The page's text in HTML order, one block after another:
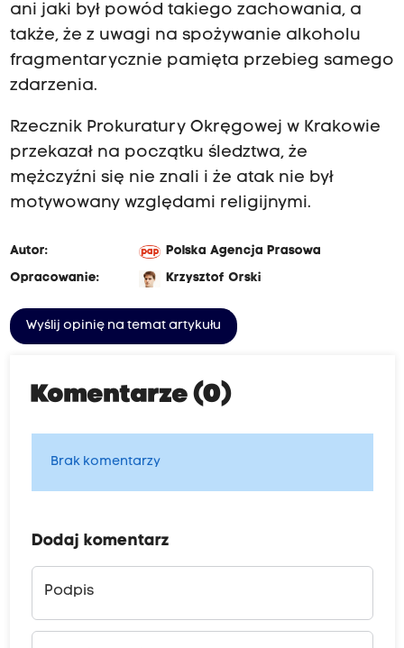
ani jaki był powód takiego zachowania, a
także, że z uwagi na spożywanie alkoholu
fragmentarycznie pamięta przebieg samego
zdarzenia.
Rzecznik Prokuratury Okręgowej w Krakowie
przekazał na początku śledztwa, że
mężczyźni się nie znali i że atak nie był
motywowany względami religijnymi.
Autor:
Polska Agencja Prasowa
Opracowanie:
Krzysztof Orski
Wyślij opinię na temat artykułu
Komentarze (0)
Brak komentarzy
Dodaj komentarz
Podpis